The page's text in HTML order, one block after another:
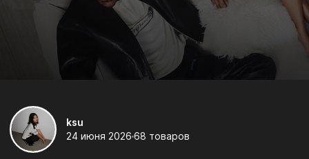
ksu
24 июня 2026 68 товаров